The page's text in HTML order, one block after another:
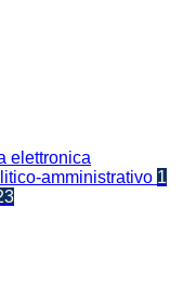
elettronica
amministrativo 1